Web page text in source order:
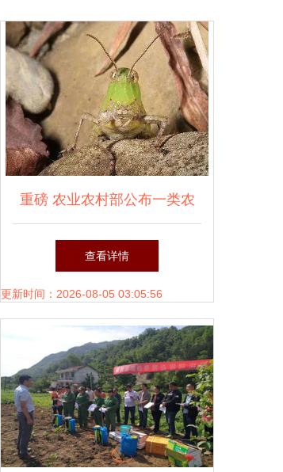
重磅 农业农村部公布一类农
作物病虫害名录
查看详情
更新时间：2026-08-05 03:05:56